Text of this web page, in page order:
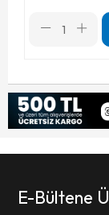
E-Bültene